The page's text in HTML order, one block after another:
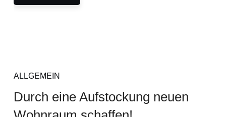
ALLGEMEIN
Durch eine Aufstockung neuen